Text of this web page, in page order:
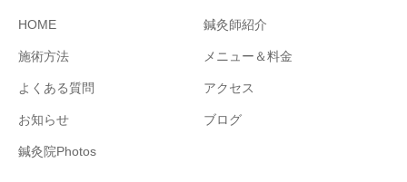
HOME 鍼灸師紹介
施術方法 メニュー＆料金
よくある質問 アクセス
お知らせ ブログ
鍼灸院Photos